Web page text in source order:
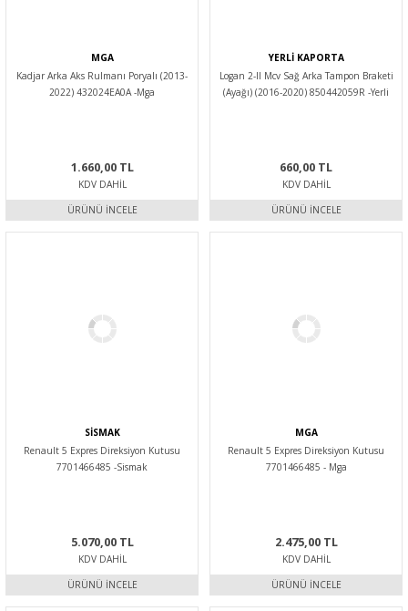
MGA
Kadjar Arka Aks Rulmanı Poryalı (2013-
2022) 432024EA0A -Mga
1.660,00 TL
KDV DAHIL
ÜRÜNÜ İNCELE
YERLİ KAPORTA
Logan 2-II Mcv Sağ Arka Tampon Braketi
(Ayağı) (2016-2020) 850442059R -Yerli
660,00 TL
KDV DAHIL
ÜRÜNÜ İNCELE
SİSMAK
Renault 5 Expres Direksiyon Kutusu
7701466485 -Sismak
5.070,00 TL
KDV DAHIL
ÜRÜNÜ İNCELE
MGA
Renault 5 Expres Direksiyon Kutusu
7701466485 - Mga
2.475,00 TL
KDV DAHIL
ÜRÜNÜ İNCELE